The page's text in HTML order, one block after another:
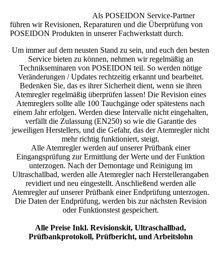
Als POSEIDON Service-Partner
führen wir Revisionen, Reparaturen und die Überprüfung von
POSEIDON Produkten in unserer Fachwerkstatt durch.
Um immer auf dem neusten Stand zu sein, und euch den besten
Service bieten zu können, nehmen wir regelmäßig an
Technikseminaren von POSEIDON teil. So werden nötige
Veränderungen / Updates rechtzeitig erkannt und bearbeitet.
Bedenken Sie, das es ihrer Sicherheit dient, wenn sie ihren
Atemregler regelmäßig überprüfen lassen! Die Revision eines
Atemreglers sollte alle 100 Tauchgänge oder spätestens nach
einem Jahr erfolgen. Werden diese Intervalle nicht eingehalten,
verfällt die Zulassung (EN250) so wie die Garantie des
jeweiligen Herstellers, und die Gefahr, das der Atemregler nicht
mehr richtig funktioniert, steigt.
Alle Atemregler werden auf unserer Prüfbank einer
Eingangsprüfung zur Ermittlung der Werte und der Funktion
unterzogen. Nach der Demontage und Reinigung im
Ultraschallbad, werden alle Atemregler nach Herstellerangaben
revidiert und neu eingestellt. Anschließend werden alle
Atemregler auf unserer Prüfbank einer Endprüfung unterzogen.
Die Daten der Endprüfung, werden bis zur nächsten Revision
oder Funktionstest gespeichert.
Alle Preise Inkl. Revisionskit, Ultraschallbad,
Prüfbankprotokoll, Prüfbericht, und Arbeitslohn